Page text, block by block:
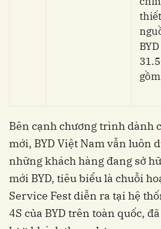
Bên cạnh chương trình dành
mới, BYD Việt Nam vẫn luôn
những khách hàng đang sở
mới BYD, tiêu biểu là chuỗi
Service Fest diễn ra tại hệ
4S của BYD trên toàn quốc,